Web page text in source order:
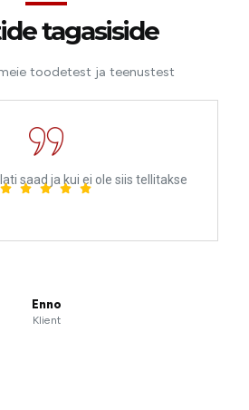
tagasiside
toodetest ja teenustest
Enno
Klient
saad ja kui ei ole siis tellitakse